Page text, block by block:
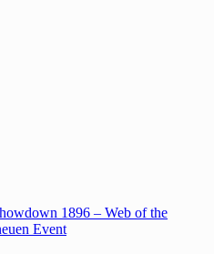
1896 – Web of the
Event